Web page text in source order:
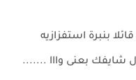
بنبرة استفزازيه
شايفك بعنى وااا .......